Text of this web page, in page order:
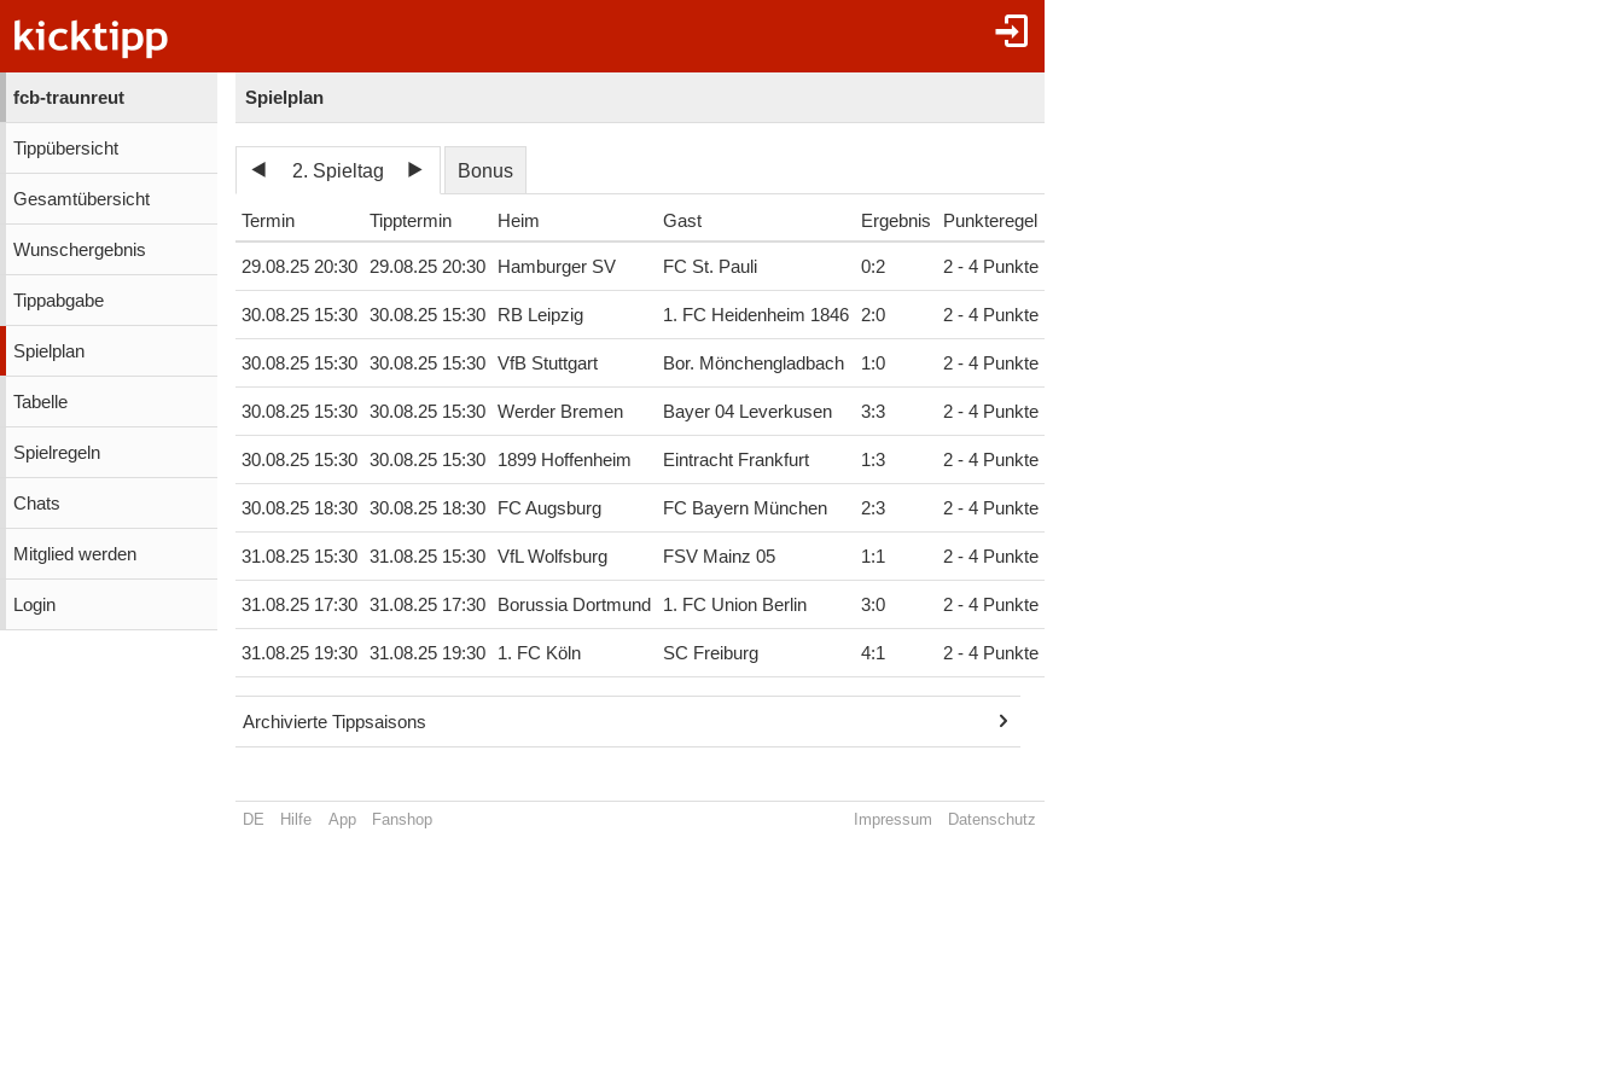
fcb-traunreut
Tippübersicht
Gesamtübersicht
Wunschergebnis
Tippabgabe
Spielplan
Tabelle
Spielregeln
Chats
Mitglied werden
Login
Spielplan
2. Spieltag Bonus
Termin Tipptermin Heim Gast Ergebnis Punkteregel
29.08.25 20:30 29.08.25 20:30 Hamburger SV FC St. Pauli 0:2 2 - 4 Punkte
30.08.25 15:30 30.08.25 15:30 RB Leipzig 1. FC Heidenheim 1846 2:0 2 - 4 Punkte
30.08.25 15:30 30.08.25 15:30 VfB Stuttgart Bor. Mönchengladbach 1:0 2 - 4 Punkte
30.08.25 15:30 30.08.25 15:30 Werder Bremen Bayer 04 Leverkusen 3:3 2 - 4 Punkte
30.08.25 15:30 30.08.25 15:30 1899 Hoffenheim Eintracht Frankfurt 1:3 2 - 4 Punkte
30.08.25 18:30 30.08.25 18:30 FC Augsburg FC Bayern München 2:3 2 - 4 Punkte
31.08.25 15:30 31.08.25 15:30 VfL Wolfsburg FSV Mainz 05 1:1 2 - 4 Punkte
31.08.25 17:30 31.08.25 17:30 Borussia Dortmund 1. FC Union Berlin 3:0 2 - 4 Punkte
31.08.25 19:30 31.08.25 19:30 1. FC Köln SC Freiburg 4:1 2 - 4 Punkte
Archivierte Tippsaisons
DE Hilfe App Fanshop Impressum Datenschutz